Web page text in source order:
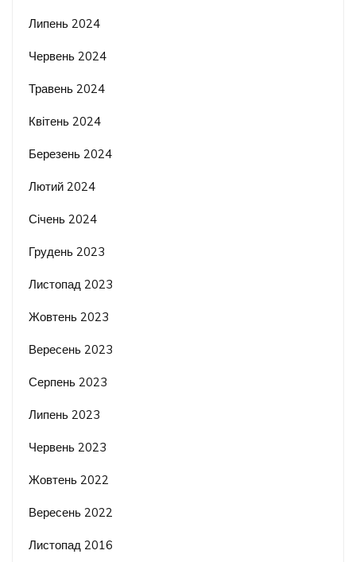
Липень 2024
Червень 2024
Травень 2024
Квітень 2024
Березень 2024
Лютий 2024
Січень 2024
Грудень 2023
Листопад 2023
Жовтень 2023
Вересень 2023
Серпень 2023
Липень 2023
Червень 2023
Жовтень 2022
Вересень 2022
Листопад 2016